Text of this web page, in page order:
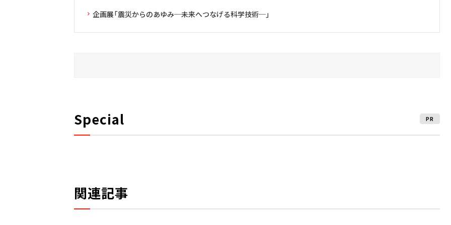
企画展「震災からのあゆみ─未来へつなげる科学技術─」
Special PR
関連記事